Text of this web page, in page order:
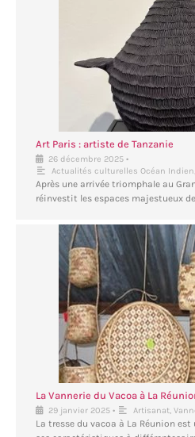
Art Paris : artiste de Tanzanie
26 décembre 2025 •
Actualités culturelles Océan Indien
Après une arrivée triomphale au
réinvestit les espaces majestueux
La Vannerie du Vacoa à La
29 janvier 2025 • Artisanat,
La tresse du vacoa à La Réunion